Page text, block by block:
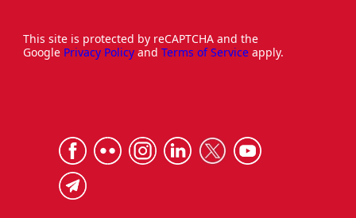
This site is protected by reCAPTCHA and the
Google Privacy Policy and Terms of Service apply.